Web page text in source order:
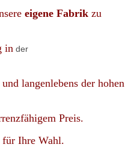
eigene Fabrik zu
in der
langenlebens der hohen
Preis.
Ihre Wahl.